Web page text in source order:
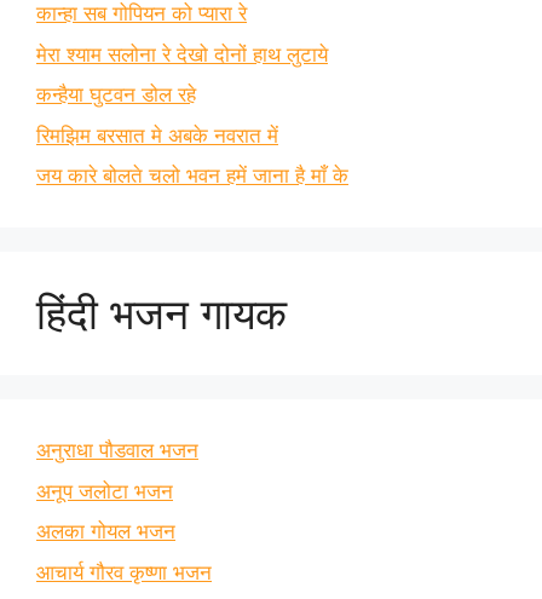
कान्हा सब गोपियन को प्यारा रे
मेरा श्याम सलोना रे देखो दोनों हाथ लुटाये
कन्हैया घुटवन डोल रहे
रिमझिम बरसात मे अबके नवरात में
जय कारे बोलते चलो भवन हमें जाना है माँ के
हिंदी भजन गायक
अनुराधा पौडवाल भजन
अनूप जलोटा भजन
अलका गोयल भजन
आचार्य गौरव कृष्णा भजन